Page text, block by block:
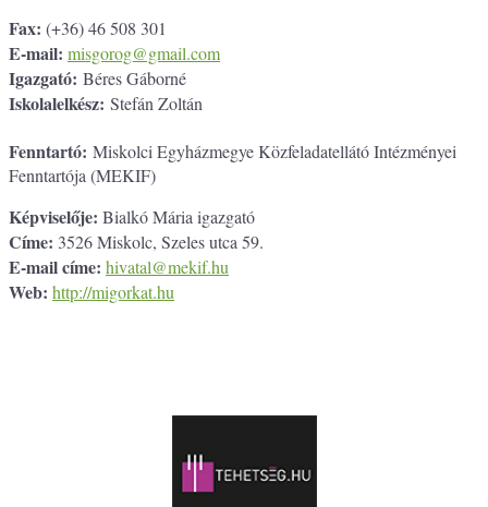
Fax: (+36) 46 508 301
E-mail: misgorog@gmail.com
Igazgató: Béres Gáborné
Iskolalelkész: Stefán Zoltán
Fenntartó: Miskolci Egyházmegye Közfeladatellátó Intézményei
Fenntartója (MEKIF)
Képviselője: Bialkó Mária igazgató
Címe: 3526 Miskolc, Szeles utca 59.
E-mail címe: hivatal@mekif.hu
Web: http://migorkat.hu